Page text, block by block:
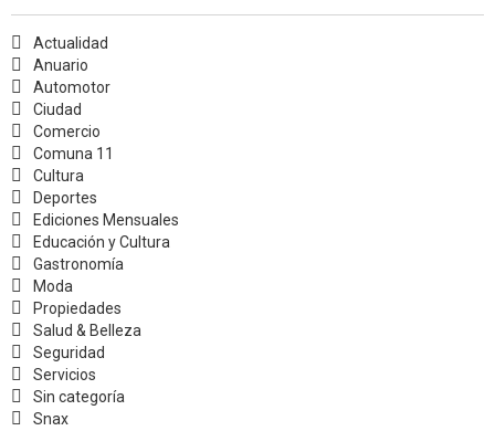
Actualidad
Anuario
Automotor
Ciudad
Comercio
Comuna 11
Cultura
Deportes
Ediciones Mensuales
Educación y Cultura
Gastronomía
Moda
Propiedades
Salud & Belleza
Seguridad
Servicios
Sin categoría
Snax